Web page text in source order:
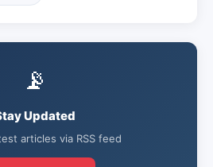
📡
Updated
articles via RSS feed